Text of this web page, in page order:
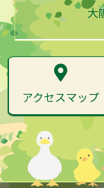
大
アクセスマップ